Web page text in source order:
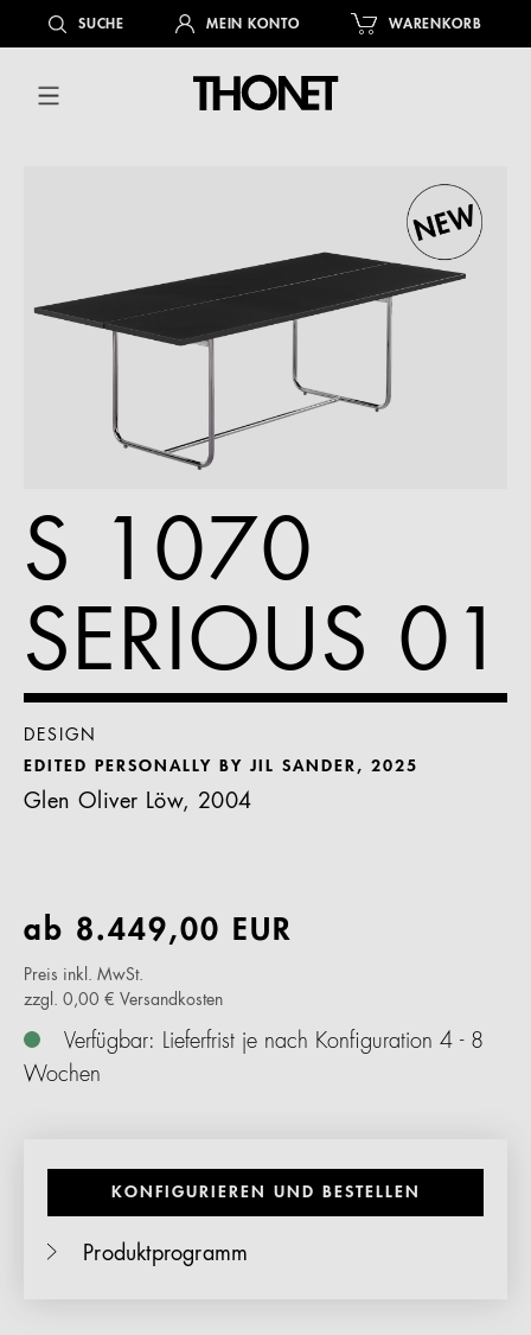
springenSUCHE MEIN KONTO WARENKORB
S 1070
SERIOUS 01
DESIGN
EDITED PERSONALLY BY JIL SANDER, 2025
Glen Oliver Löw, 2004
ab 8.449,00 EUR
Preis inkl. MwSt.
zzgl. 0,00 € Versandkosten
Verfügbar: Lieferfrist je nach Konfiguration 4 - 8
Wochen
KONFIGURIEREN UND BESTELLEN
Produktprogramm